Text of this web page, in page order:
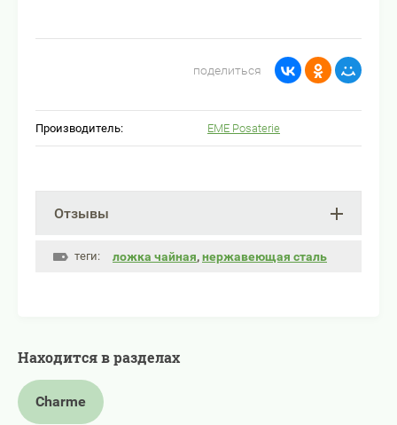
поделиться
Производитель: EME Posaterie
Отзывы
теги: ложка чайная,нержавеющая сталь
Находится в разделах
Charme